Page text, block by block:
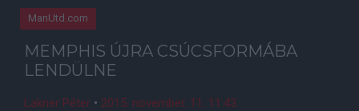
ManUtd.com
MEMPHIS ÚJRA CSÚCSFORMÁBA
LENDÜLNE
Lakner Péter • 2015. november. 11. 11:43